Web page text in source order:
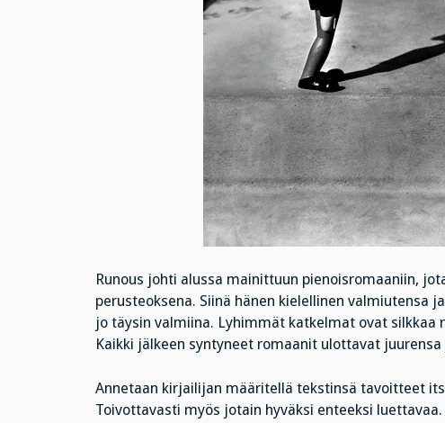
Runous johti alussa mainittuun pienoisromaaniin,
perusteoksena. Siinä hänen kielellinen
jo täysin valmiina. Lyhimmät katkelmat ovat silkkaa
Kaikki jälkeen syntyneet romaanit ulottavat
Annetaan kirjailijan määritellä tekstinsä tavoitteet
Toivottavasti myös jotain hyväksi enteeksi